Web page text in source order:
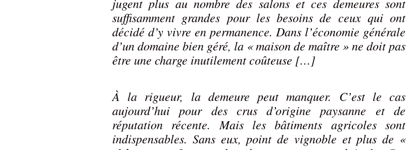
suffisamment grandes pour les besoins de ceux qui ont
décidé d’y vivre en permanence. Dans l’économie générale
d’un domaine bien géré, la « maison de maître » ne doit pas
être une charge inutilement coûteuse […]
À la rigueur, la demeure peut manquer. C’est le cas
aujourd’hui pour des crus d’origine paysanne et de
réputation récente. Mais les bâtiments agricoles sont
indispensables. Sans eux, point de vignoble et plus de «